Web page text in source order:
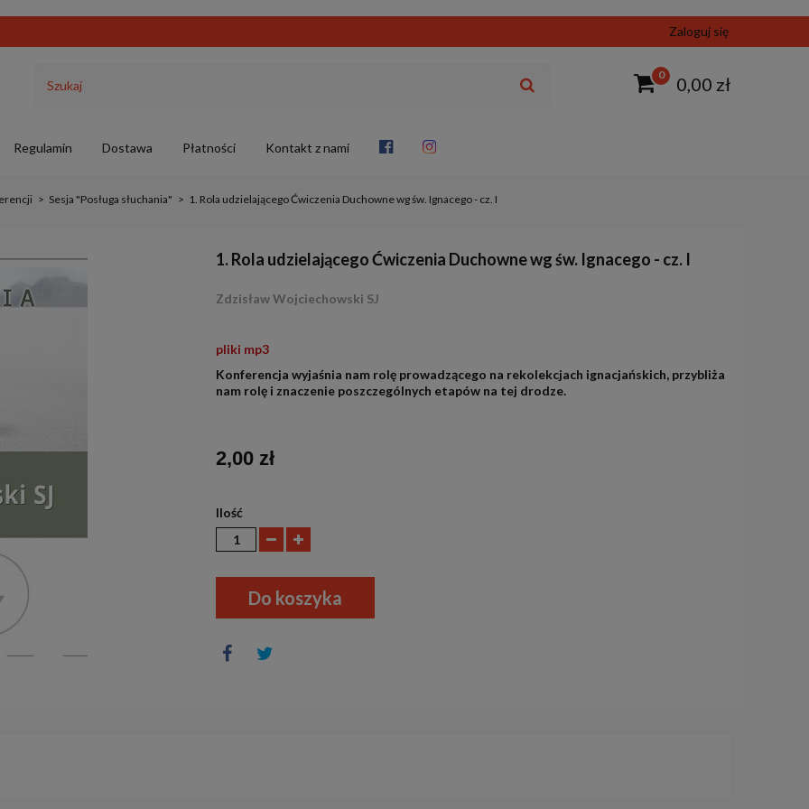
Zaloguj się
0 0,00 zł
Regulamin Dostawa Płatności Kontakt z nami
> Sesja "Posługa słuchania" > 1. Rola udzielającego Ćwiczenia Duchowne wg św. Ignacego - cz. I
1. Rola udzielającego Ćwiczenia Duchowne wg św. Ignacego - cz. I
Zdzisław Wojciechowski SJ
pliki mp3
Konferencja wyjaśnia nam rolę prowadzącego na rekolekcjach ignacjańskich, przybliża
nam rolę i znaczenie poszczególnych etapów na tej drodze.
2,00 zł
Ilość
Do koszyka